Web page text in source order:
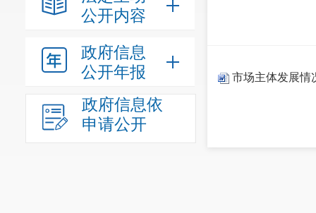
公开内容
政府信息
公开年报
政府信息依
申请公开
市场主体发展情